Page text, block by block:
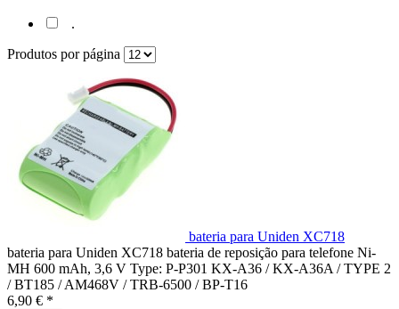
.
Produtos por página
bateria para Uniden XC718
bateria para Uniden XC718 bateria de reposição para telefone Ni-
MH 600 mAh, 3,6 V Type: P-P301 KX-A36 / KX-A36A / TYPE 2
/ BT185 / AM468V / TRB-6500 / BP-T16
6,90 € *